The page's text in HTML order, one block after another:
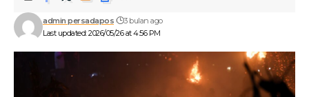
Last updated: 2026/05/26 at 4:56 PM
admin persadapos 3 bulan ago